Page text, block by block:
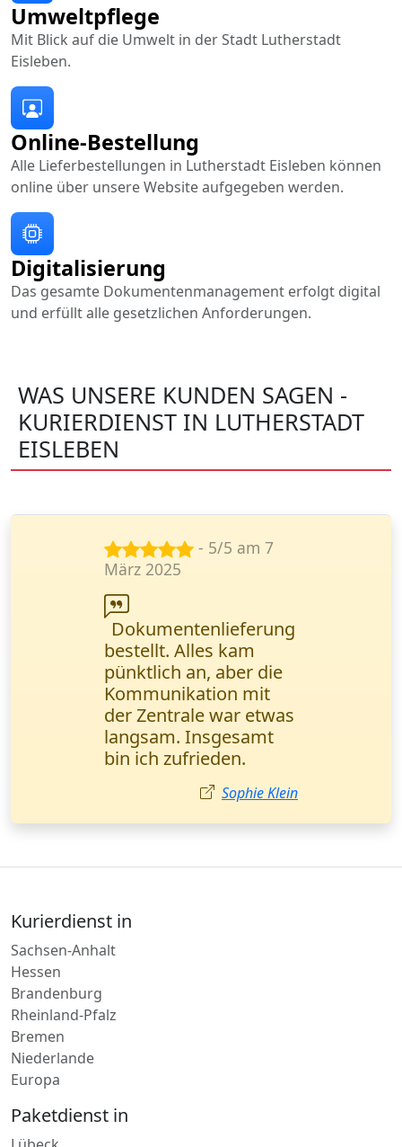
Online-Bestellung
Alle Lieferbestellungen in Lutherstadt Eisleben können
online über unsere Website aufgegeben werden.
Digitalisierung
Das gesamte Dokumentenmanagement erfolgt digital
und erfüllt alle gesetzlichen Anforderungen.
Umweltpflege
Mit Blick auf die Umwelt in der Stadt Lutherstadt
Eisleben.
WAS UNSERE KUNDEN SAGEN -
KURIERDIENST IN LUTHERSTADT
EISLEBEN
- 5/5 am 23
Sept. 2024
ist super zuverlässig!
Wichtige
Geschäftsunterlagen
wurden in einem
halben Tag direkt
übergeben. Ich
empfehle sie jedem!
Ayşe Yılmaz
Kurierdienst in
Sachsen-Anhalt
Hessen
Brandenburg
Rheinland-Pfalz
Bremen
Niederlande
Europa
Paketdienst in